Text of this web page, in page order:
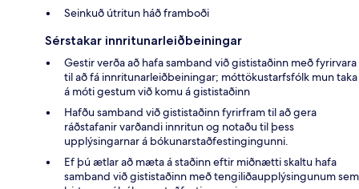
Seinkuð útritun háð framboði
Sérstakar innritunarleiðbeiningar
Gestir verða að hafa samband við gististaðinn með fyrirvara
til að fá innritunarleiðbeiningar; móttökustarfsfólk mun taka
á móti gestum við komu á gististaðinn
Hafðu samband við gististaðinn fyrirfram til að gera
ráðstafanir varðandi innritun og notaðu til þess
upplýsingarnar á bókunarstaðfestingingunni.
Ef þú ætlar að mæta á staðinn eftir miðnætti skaltu hafa
samband við gististaðinn með tengiliðaupplýsingunum sem